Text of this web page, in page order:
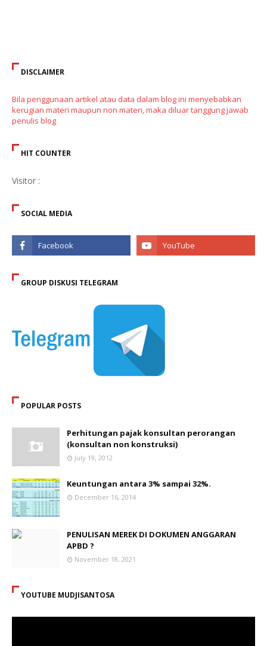
DISCLAIMER
Bila penggunaan artikel atau data dalam blog ini menyebabkan
kerugian materi maupun non materi, maka diluar tanggung jawab
penulis blog
HIT COUNTER
Visitor :
SOCIAL MEDIA
GROUP DISKUSI TELEGRAM
POPULAR POSTS
Perhitungan pajak konsultan perorangan
(konsultan non konstruksi)
July 19, 2012
Keuntungan antara 3% sampai 32%.
December 16, 2014
PENULISAN MEREK DI DOKUMEN ANGGARAN
APBD ?
November 18, 2021
YOUTUBE MUDJISANTOSA